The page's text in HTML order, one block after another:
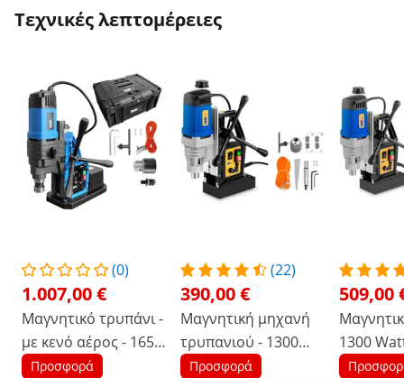
Τεχνικές λεπτομέρειες
(0)
1.007,00 €
Μαγνητικό τρυπάνι -
με κενό αέρος - 1650
W - 560 σ.α.λ. -
Προσφορά
(22)
390,00 €
Μαγνητική μηχανή
τρυπανιού - 1300
Watt - 600 r/min
Προσφορά
509,00
1300
-